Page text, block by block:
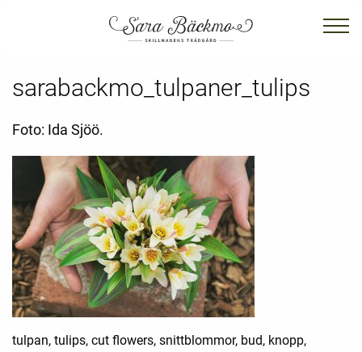
sarabackmo_tulpaner_tulips
Foto: Ida Sjöö.
tulpan, tulips, cut flowers, snittblommor, bud, knopp,